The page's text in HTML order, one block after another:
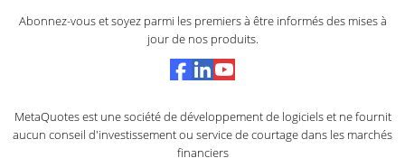
Abonnez-vous et soyez parmi les premiers à être informés des mises à
jour de nos produits.
MetaQuotes est une société de développement de logiciels et ne fournit
aucun conseil d'investissement ou service de courtage dans les marchés
financiers